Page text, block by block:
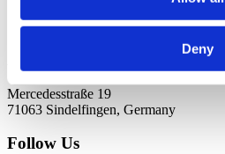
Deny
Mercedesstraße 19
71063 Sindelfingen, Germany
Follow Us